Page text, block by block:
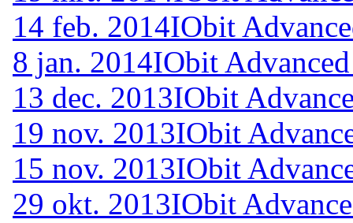
14 feb. 2014IObit
8 jan. 2014IObit
13 dec. 2013IObit
19 nov. 2013IObit
15 nov. 2013IObit
29 okt. 2013IObit